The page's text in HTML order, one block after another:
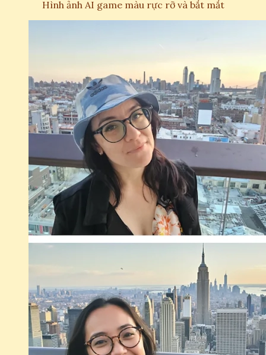
Hình ảnh AI game màu rực rỡ và bắt mắt